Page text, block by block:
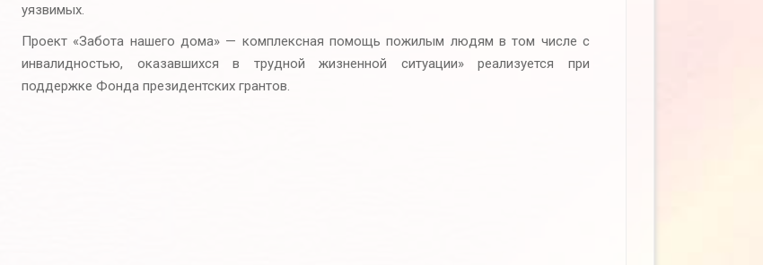
уязвимых.
Проект «Забота нашего дома» — комплексная помощь пожилым людям в том числе с
инвалидностью, оказавшихся в трудной жизненной ситуации» реализуется при
поддержке Фонда президентских грантов.